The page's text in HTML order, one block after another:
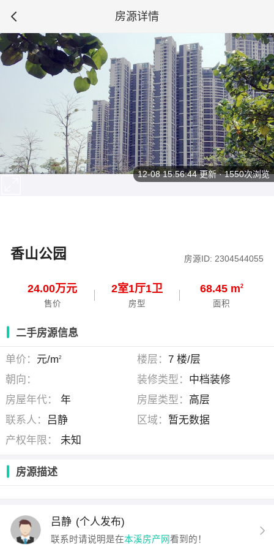
房源详情
香山公园 房源ID: 2304544055
24.00万元
售价
2室1厅1卫
房型
68.45 m2
面积
12-08 15:56:44更新 · 1550次浏览
二手房源信息
单价： 元/m2 楼层： 7 楼/层
朝向：
装修类型： 中档装修
房屋年代：
年 房屋类型： 高层
联系人：
吕静 区域： 暂无数据
产权年限：
未知
房源描述
吕静 (个人发布)
联系时请说明是在本溪房产网看到的！